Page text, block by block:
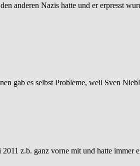
anderen Nazis hatte und er erpresst
gab es selbst Probleme, weil Sven
z.b. ganz vorne mit und hatte